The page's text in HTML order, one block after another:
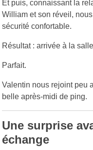
Et puis, connaissant la
William et son réveil,
sécurité confortable.
Résultat : arrivée à la
Parfait.
Valentin nous rejoint peu
belle après-midi de ping.
Une surprise
échange